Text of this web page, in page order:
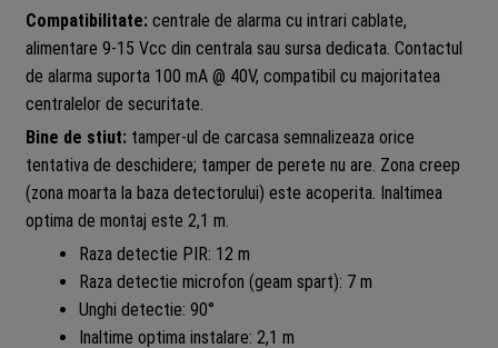
Compatibilitate:centrale de alarma cu intrari cablate,
alimentare 9-15 Vcc din centrala sau sursa dedicata. Contactul
de alarma suporta 100 mA @ 40V, compatibil cu majoritatea
centralelor de securitate.
Bine de stiut:tamper-ul de carcasa semnalizeaza orice
tentativa de deschidere; tamper de perete nu are. Zona creep
(zona moarta la baza detectorului) este acoperita. Inaltimea
optima de montaj este 2,1 m.
Raza detectie PIR: 12 m
Raza detectie microfon (geam spart): 7 m
Unghi detectie: 90°
Inaltime optima instalare: 2,1 m